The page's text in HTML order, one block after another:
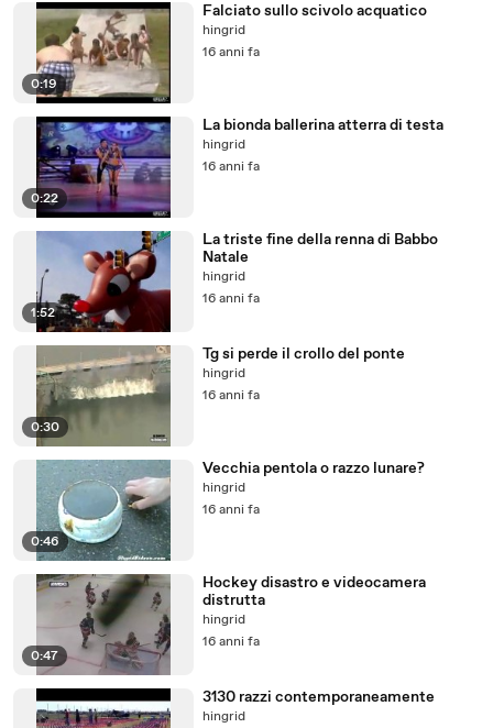
0:19
Falciato sullo scivolo acquatico
hingrid
16 anni fa
0:22
La bionda ballerina atterra di testa
hingrid
16 anni fa
1:52
La triste fine della renna di Babbo
Natale
hingrid
16 anni fa
0:30
Tg si perde il crollo del ponte
hingrid
16 anni fa
0:46
Vecchia pentola o razzo lunare?
hingrid
16 anni fa
0:47
Hockey disastro e videocamera
distrutta
hingrid
16 anni fa
3130 razzi contemporaneamente
hingrid